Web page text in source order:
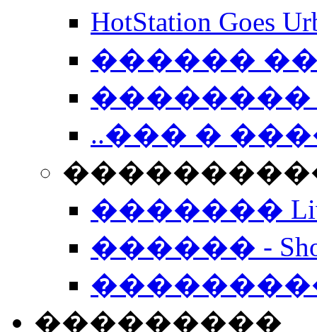
HotStation
������
��������
..��� �
����������
�������
������ -
���������